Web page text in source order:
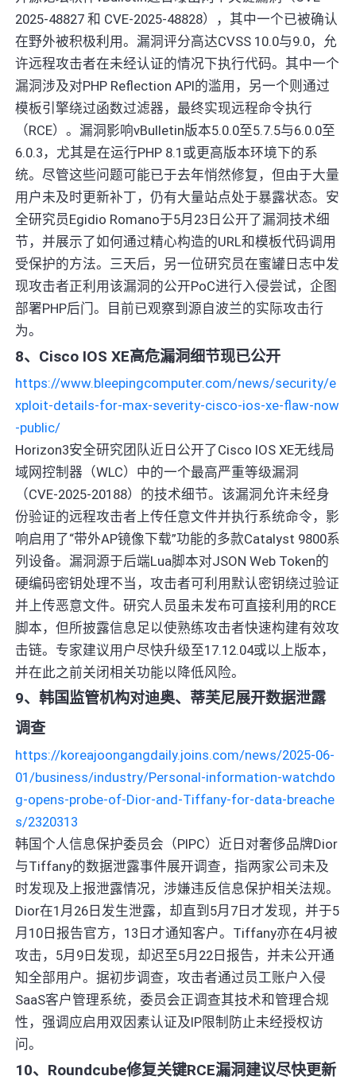
2025-48827 和 CVE-2025-48828），其中一个已被确认
在野外被积极利用。漏洞评分高达CVSS 10.0与9.0，允
许远程攻击者在未经认证的情况下执行代码。其中一个
漏洞涉及对PHP Reflection API的滥用，另一个则通过
模板引擎绕过函数过滤器，最终实现远程命令执行
（RCE）。漏洞影响vBulletin版本5.0.0至5.7.5与6.0.0至
6.0.3，尤其是在运行PHP 8.1或更高版本环境下的系
统。尽管这些问题可能已于去年悄然修复，但由于大量
用户未及时更新补丁，仍有大量站点处于暴露状态。安
全研究员Egidio Romano于5月23日公开了漏洞技术细
节，并展示了如何通过精心构造的URL和模板代码调用
受保护的方法。三天后，另一位研究员在蜜罐日志中发
现攻击者正利用该漏洞的公开PoC进行入侵尝试，企图
部署PHP后门。目前已观察到源自波兰的实际攻击行
为。
8、Cisco IOS XE高危漏洞细节现已公开
https://www.bleepingcomputer.com/news/security/e
xploit-details-for-max-severity-cisco-ios-xe-flaw-now
-public/
Horizon3安全研究团队近日公开了Cisco IOS XE无线局
域网控制器（WLC）中的一个最高严重等级漏洞
（CVE-2025-20188）的技术细节。该漏洞允许未经身
份验证的远程攻击者上传任意文件并执行系统命令，影
响启用了“带外AP镜像下载”功能的多款Catalyst 9800系
列设备。漏洞源于后端Lua脚本对JSON Web Token的
硬编码密钥处理不当，攻击者可利用默认密钥绕过验证
并上传恶意文件。研究人员虽未发布可直接利用的RCE
脚本，但所披露信息足以使熟练攻击者快速构建有效攻
击链。专家建议用户尽快升级至17.12.04或以上版本，
并在此之前关闭相关功能以降低风险。
9、韩国监管机构对迪奥、蒂芙尼展开数据泄露
调查
https://koreajoongangdaily.joins.com/news/2025-06-
01/business/industry/Personal-information-watchdo
g-opens-probe-of-Dior-and-Tiffany-for-data-breache
s/2320313
韩国个人信息保护委员会（PIPC）近日对奢侈品牌Dior
与Tiffany的数据泄露事件展开调查，指两家公司未及
时发现及上报泄露情况，涉嫌违反信息保护相关法规。
Dior在1月26日发生泄露，却直到5月7日才发现，并于5
月10日报告官方，13日才通知客户。Tiffany亦在4月被
攻击，5月9日发现，却迟至5月22日报告，并未公开通
知全部用户。据初步调查，攻击者通过员工账户入侵
SaaS客户管理系统，委员会正调查其技术和管理合规
性，强调应启用双因素认证及IP限制防止未经授权访
问。
10、Roundcube修复关键RCE漏洞建议尽快更新